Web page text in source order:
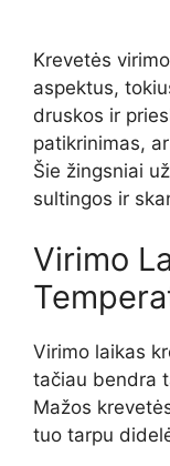
Krevetės
aspektus,
druskos ir
patikrinimas,
Šie žingsniai
sultingos ir
Virimo
Virimo laikas
tačiau bendra
Mažos
tuo tarpu